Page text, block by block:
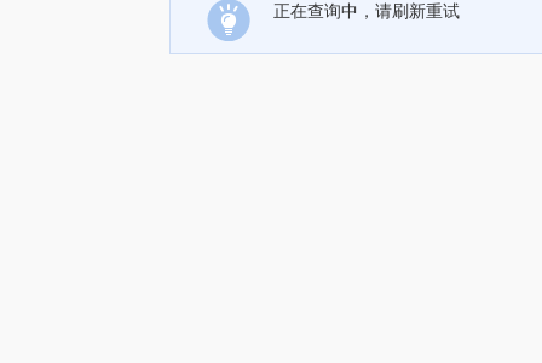
正在查询中，请刷新重试